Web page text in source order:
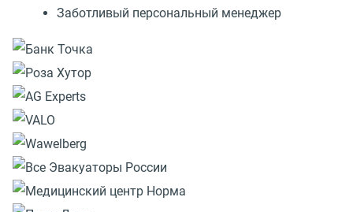
Заботливый персональный менеджер